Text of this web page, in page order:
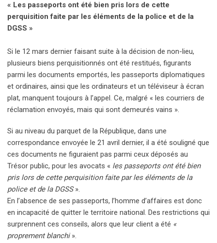
« Les passeports ont été bien pris lors de cette
perquisition faite par les éléments de la police et de la
DGSS »
Si le 12 mars dernier faisant suite à la décision de non-lieu,
plusieurs biens perquisitionnés ont été restitués, figurants
parmi les documents emportés, les passeports diplomatiques
et ordinaires, ainsi que les ordinateurs et un téléviseur à écran
plat, manquent toujours à l’appel. Ce, malgré « les courriers de
réclamation envoyés, mais qui sont demeurés vains ».
Si au niveau du parquet de la République, dans une
correspondance envoyée le 21 avril dernier, il a été souligné que
ces documents ne figuraient pas parmi ceux déposés au
Trésor public, pour les avocats « les passeports ont été bien
pris lors de cette perquisition faite par les éléments de la
police et de la DGSS».
En l’absence de ses passeports, l’homme d’affaires est donc
en incapacité de quitter le territoire national. Des restrictions qui
surprennent ces conseils, alors que leur client a été «
proprement blanchi».